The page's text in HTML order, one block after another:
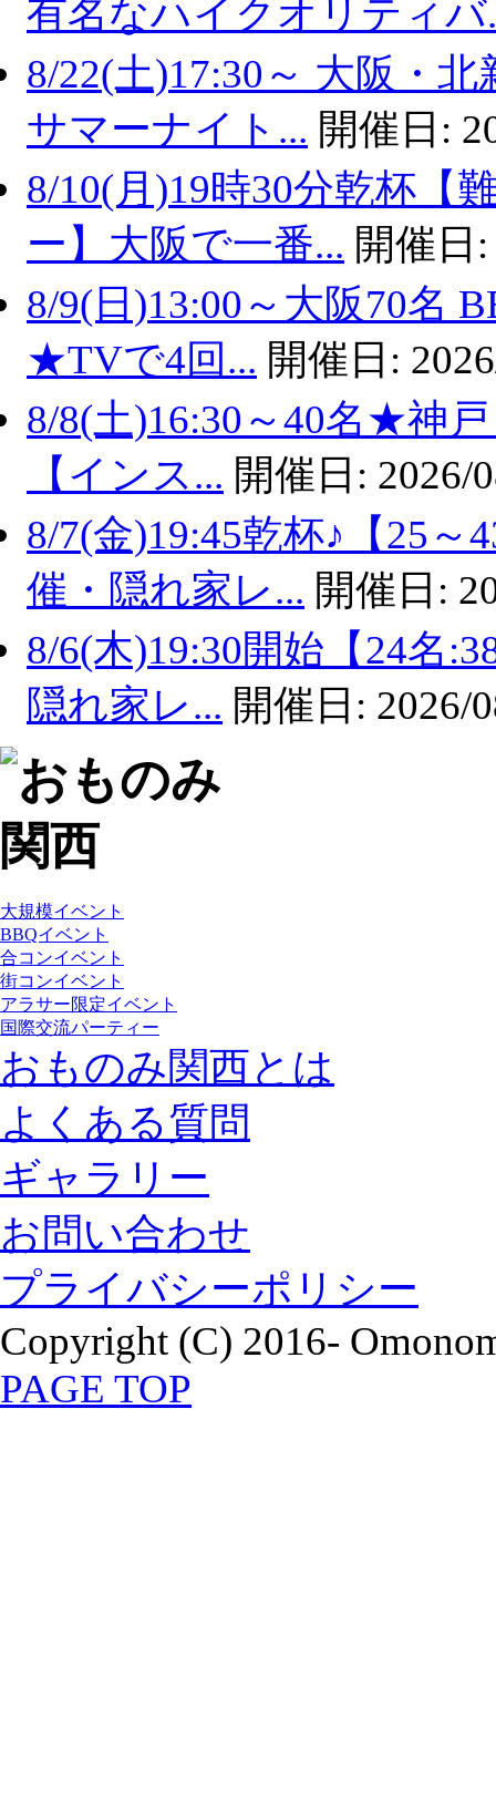
有名なハイクオリティバ
8/22(土)17:30～ 大阪・
サマーナイト... 開催日:
8/10(月)19時30分乾杯【
ー】大阪で一番... 開催日
8/9(日)13:00～大阪70名
★TVで4回... 開催日:
8/8(土)16:30～40名★神
【インス... 開催日: 2026/
8/7(金)19:45乾杯♪【25
催・隠れ家レ... 開催日:
8/6(木)19:30開始【24名
隠れ家レ... 開催日: 2026/
大規模イベント
BBQイベント
合コンイベント
街コンイベント
アラサー限定イベント
国際交流パーティー
おものみ関西とは
よくある質問
ギャラリー
お問い合わせ
プライバシーポリシー
Copyright (C) 2016-
PAGE TOP